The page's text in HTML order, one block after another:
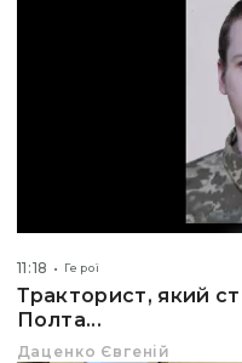
11:18 Герої
Тракторист, який
Полта...
Даценко Євгеній